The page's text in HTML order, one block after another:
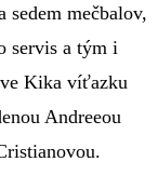
mečbalov,
servis a tým i
Kika víťazku
Andreeou